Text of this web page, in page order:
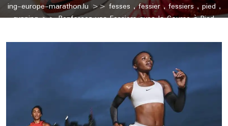
ing-europe-marathon.lu >>fesses ,fessier, fessiers,pied,
running>> Renforcez vos Fessiers avec la Course à Pied